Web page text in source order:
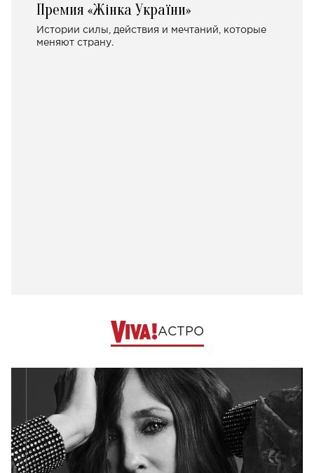
Премия «Жінка України»
Истории силы, действия и мечтаний, которые
меняют страну.
АСТРО